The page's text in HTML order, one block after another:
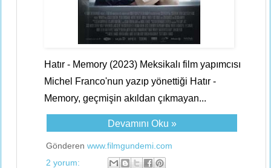
Hatır - Memory (2023) Meksikalı film yapımcısı
Michel Franco'nun yazıp yönettiği Hatır -
Memory, geçmişin akıldan çıkmayan...
Devamını Oku »
Gönderen www.filmgundemi.com
2 yorum: